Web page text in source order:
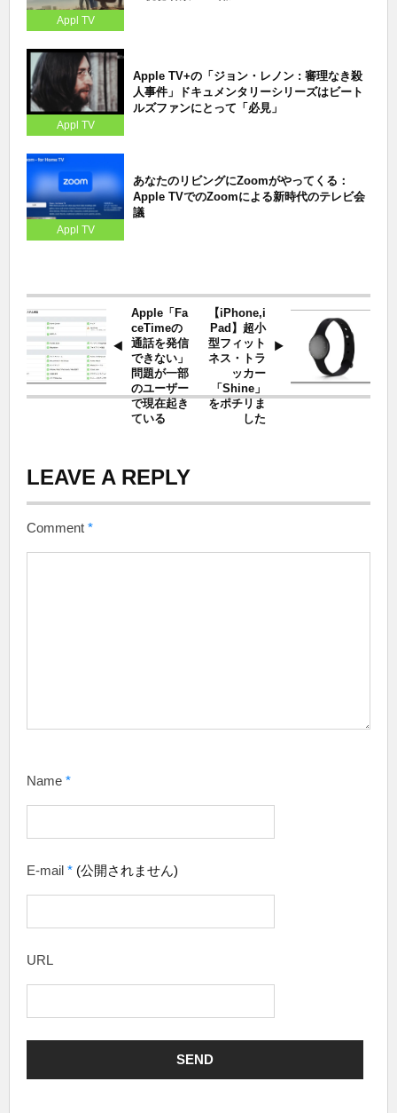
Appl TV
Appl TV
Apple TV+の「ジョン・レノン : 審理なき殺
人事件」ドキュメンタリーシリーズはビート
ルズファンにとって「必見」
Appl TV
あなたのリビングにZoomがやってくる：
Apple TVでのZoomによる新時代のテレビ会
議
Apple「Fa
ceTimeの
通話を発信
できない」
問題が一部
のユーザー
で現在起き
ている
【iPhone,i
Pad】超小
型フィット
ネス・トラ
ッカー
「Shine」
をポチリま
した
LEAVE A REPLY
Comment *
Name *
E-mail * (公開されません)
URL